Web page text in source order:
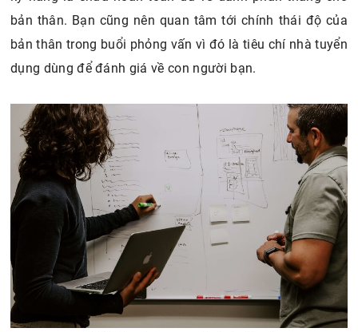
bản thân. Bạn cũng nên quan tâm tới chính thái độ của
bản thân trong buổi phỏng vấn vì đó là tiêu chí nhà tuyển
dụng dùng để đánh giá về con người bạn.